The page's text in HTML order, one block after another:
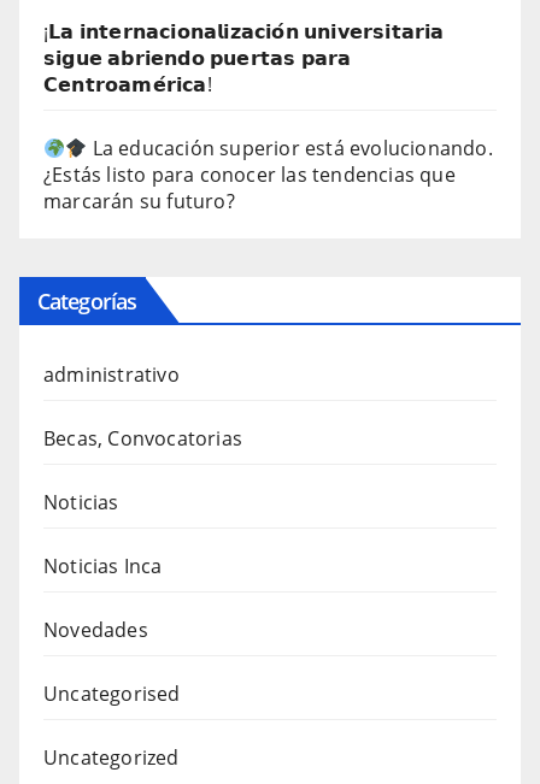
¡𝗟𝗮 𝗶𝗻𝘁𝗲𝗿𝗻𝗮𝗰𝗶𝗼𝗻𝗮𝗹𝗶𝘇𝗮𝗰𝗶𝗼́𝗻 𝘂𝗻𝗶𝘃𝗲𝗿𝘀𝗶𝘁𝗮𝗿𝗶𝗮
𝘀𝗶𝗴𝘂𝗲 𝗮𝗯𝗿𝗶𝗲𝗻𝗱𝗼 𝗽𝘂𝗲𝗿𝘁𝗮𝘀 𝗽𝗮𝗿𝗮
𝗖𝗲𝗻𝘁𝗿𝗼𝗮𝗺𝗲́𝗿𝗶𝗰𝗮!
La educación superior está evolucionando.
¿Estás listo para conocer las tendencias que
marcarán su futuro?
Categorías
administrativo
Becas, Convocatorias
Noticias
Noticias Inca
Novedades
Uncategorised
Uncategorized